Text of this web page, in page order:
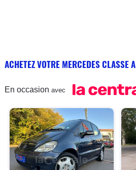
ACHETEZ VOTRE MERCEDES CLASSE A
En occasion avec